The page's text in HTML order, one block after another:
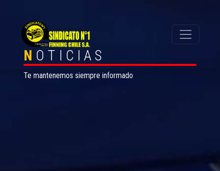
N OTICIAS
Te mantenemos siempre informado